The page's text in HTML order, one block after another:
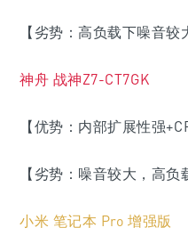
【劣势：高负载下噪音较
神舟 战神Z7-CT7GK
【优势：内部扩展性强
【劣势：噪音较大，高负
小米 笔记本 Pro 增强版